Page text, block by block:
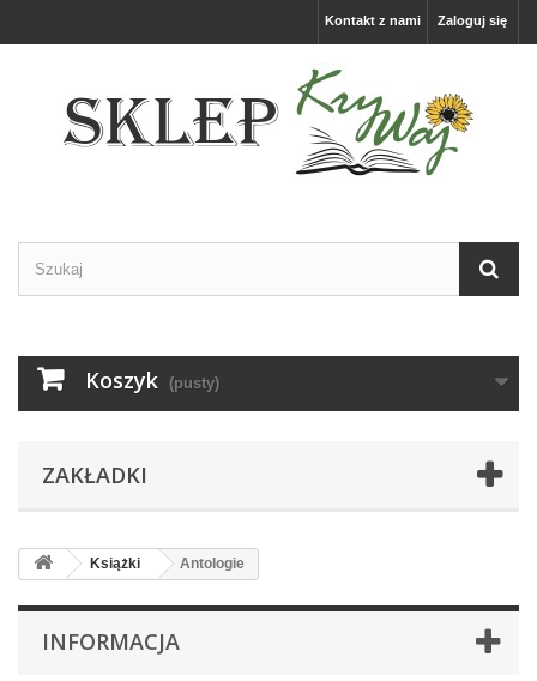
Zaloguj się
Kontakt z nami
Koszyk (pusty)
ZAKŁADKI
Książki Antologie
INFORMACJA